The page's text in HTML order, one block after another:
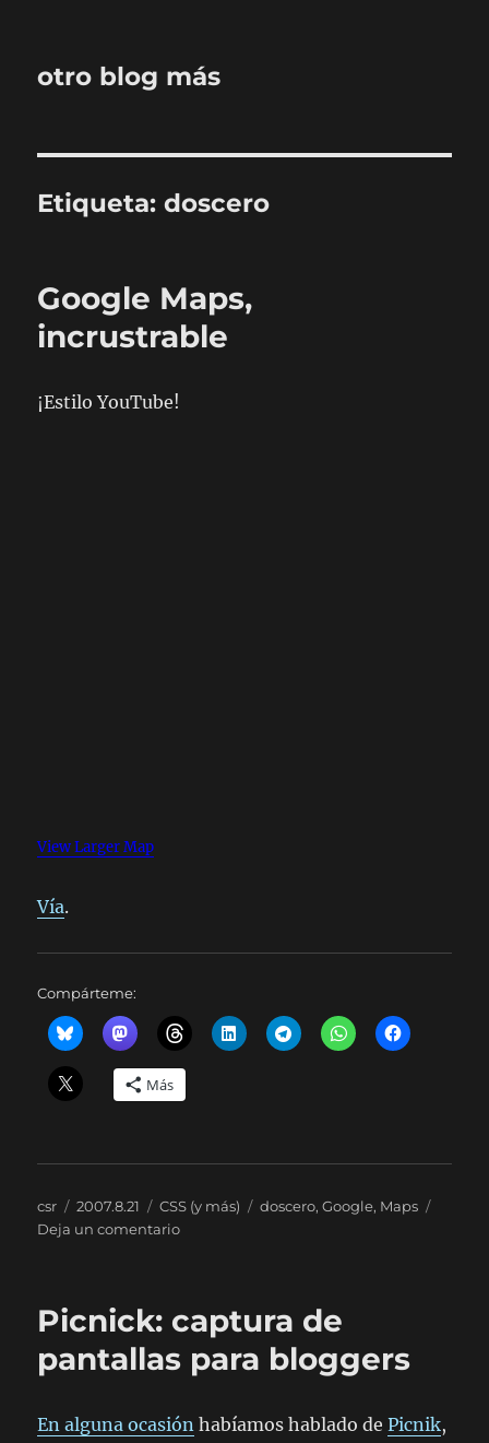
otro blog más
Etiqueta:doscero
Google Maps,
incrustrable
¡Estilo YouTube!
View Larger Map
Vía.
Compárteme:
Más
Autor
csr
Publicado
el
2007.8.21 Categorías
CSS (y más) Etiquetas
doscero,Google, Maps
Deja un comentarioen
Picnick: captura de
pantallas para bloggers
En alguna ocasión habíamos hablado dePicnik,